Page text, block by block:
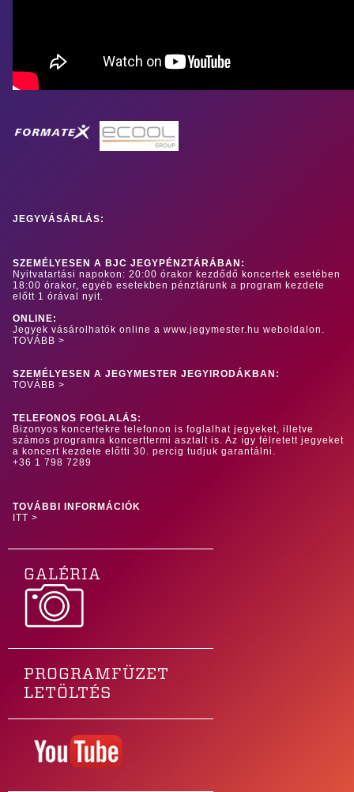
JEGYVÁSÁRLÁS:
SZEMÉLYESEN A BJC JEGYPÉNZTÁRÁBAN:
Nyitvatartási napokon: 20:00 órakor kezdődő koncertek esetében
18:00 órakor, egyéb esetekben pénztárunk a program kezdete
előtt 1 órával nyit.
ONLINE:
Jegyek vásárolhatók online a www.jegymester.hu weboldalon.
TOVÁBB >
SZEMÉLYESEN A JEGYMESTER JEGYIRODÁKBAN:
TOVÁBB >
TELEFONOS FOGLALÁS:
Bizonyos koncertekre telefonon is foglalhat jegyeket, illetve
számos programra koncerttermi asztalt is. Az így félretett jegyeket
a koncert kezdete előtti 30. percig tudjuk garantálni.
+36 1 798 7289
TOVÁBBI INFORMÁCIÓK
ITT >
GALÉRIA
PROGRAMFÜZET
LETÖLTÉS